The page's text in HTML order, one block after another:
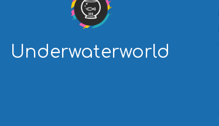
Underwaterworld